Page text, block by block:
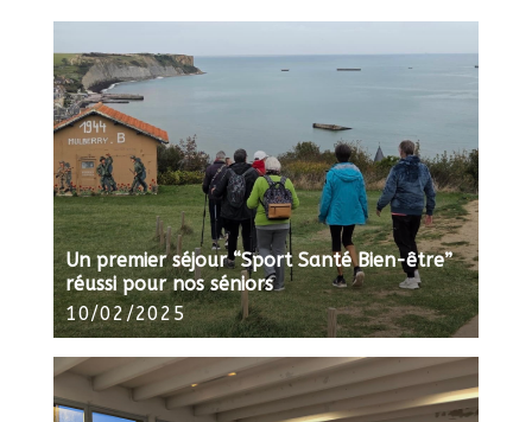
Un premier séjour “Sport Santé Bien-être”
réussi pour nos séniors
10/02/2025